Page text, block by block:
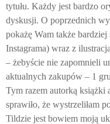
tytułu. Każdy jest bardzo
dyskusji. O poprzednich
pokażę Wam także
Instagrama) wraz z
– żebyście nie zapomnieli
aktualnych zakupów – 1
Tym razem autorką
sprawiło, że wystrzeliłam
Tildzie jest bowiem moją